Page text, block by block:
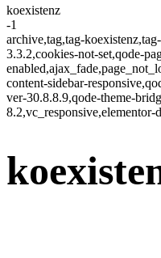
koexistenz
-1
archive,tag,tag-
3.3.2,cookies-not-set,qode-
content-sidebar-
ver-30.8.8.9,qode-theme-
8.2,vc_responsive,elementor-